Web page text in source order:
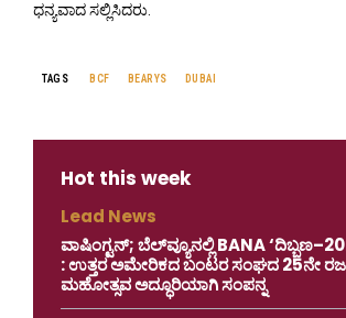
ಧನ್ಯವಾದ ಸಲ್ಲಿಸಿದರು.
TAGS BCF BEARYS DUBAI
Hot this week
Lead News
ವಾಷಿಂಗ್ಟನ್; ಬೆಲ್‌ವ್ಯೂನಲ್ಲಿ BANA
: ಉತ್ತರ ಅಮೇರಿಕದ ಬಂಟರ ಸಂಘದ 25ನೇ
ಮಹೋತ್ಸವ ಅದ್ಧೂರಿಯಾಗಿ ಸಂಪನ್ನ